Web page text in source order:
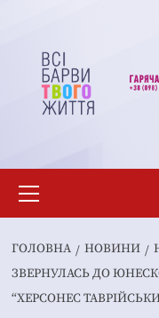
вмісту
меню
ГОЛОВНА НОВИНИ
ЗВЕРНУЛАСЬ ДО
“ХЕРСОНЕС